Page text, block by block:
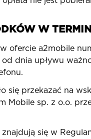
W
ofercie a2mobile
dnia upływu
się przekazać na
Mobile sp. z o.o.
się w